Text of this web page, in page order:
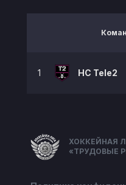
1 HC Tele2
ХОККЕЙНАЯ
«ТРУДОВЫЕ